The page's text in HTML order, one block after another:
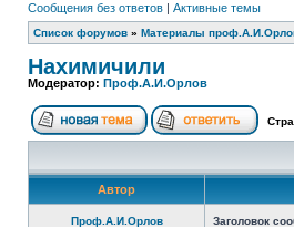
Сообщения без ответов | Активные темы
Список форумов » Материалы
Нахимичили
Модератор: Проф.А.И.Орлов
Автор
Проф.А.И.Орлов Заголовок